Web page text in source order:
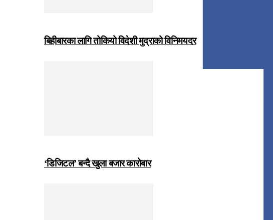
बिहीबारका लागि तोकियो विदेशी मुद्राको विनिमयदर
‘डिजिटल’ बन्दै खुला बजार कारोबार